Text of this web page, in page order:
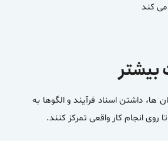
می کند
ها، داشتن اسناد فرآیند و الگوها به
روی انجام کار واقعی تمرکز کنند.